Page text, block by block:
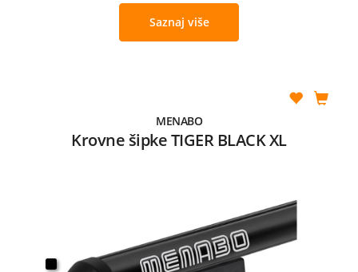
Saznaj više
MENABO
Krovne šipke TIGER BLACK XL